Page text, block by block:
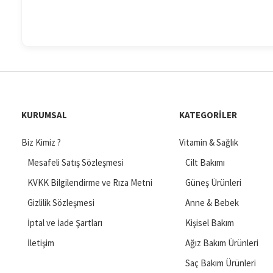
KURUMSAL
Biz Kimiz ?
Mesafeli Satış Sözleşmesi
KVKK Bilgilendirme ve Rıza Metni
Gizlilik Sözleşmesi
İptal ve İade Şartları
İletişim
KATEGORILER
Vitamin & Sağlık
Cilt Bakımı
Güneş Ürünleri
Anne & Bebek
Kişisel Bakım
Ağız Bakım Ürünleri
Saç Bakım Ürünleri